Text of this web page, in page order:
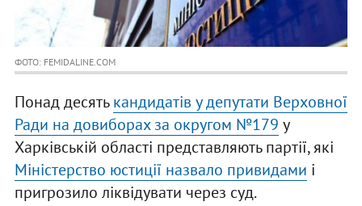
ФОТО: FEMIDALINE.COM
Понад десятькандидатів у депутати Верховної
Ради на довиборах за округом №179 у
Харківській області представляють партії, які
Міністерство юстиції назвало привидами і
пригрозило ліквідувати через суд.